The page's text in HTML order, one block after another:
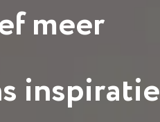
meer